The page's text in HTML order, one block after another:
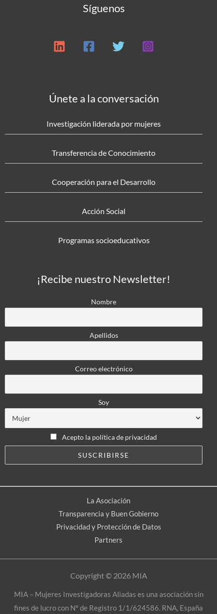
Síguenos
Únete a la conversación
Investigación liderada por mujeres
Transferencia de Conocimiento
Cooperación para el Desarrollo
Acción Social
Programas socioeducativos
¡Recibe nuestro Newsletter!
Nombre
Apellidos
Correo electrónico
Soy
Acepto la política de privacidad
La Asociación
Transparencia y Buen Gobierno
Privacidad y Protección de Datos
Partners
Copyright © 2026 MIA
MIA – Mujeres Investigadoras Aliadas es una asociación sin
fines de lucro con Nº de Registro 1/1/624586. RNA, España